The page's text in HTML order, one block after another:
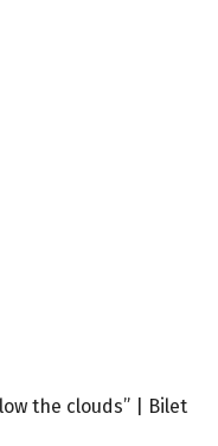
the clouds” | Bilet